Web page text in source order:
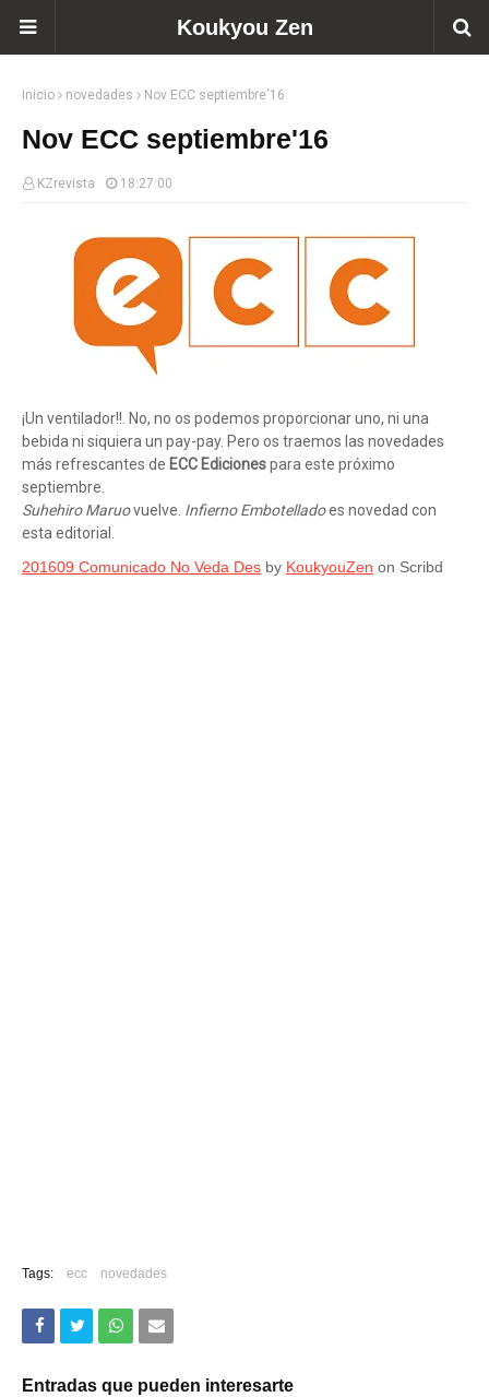
Koukyou Zen
Inicio novedades Nov ECC septiembre'16
Nov ECC septiembre'16
KZrevista 18:27:00
¡Un ventilador!!. No, no os podemos proporcionar uno, ni una
bebida ni siquiera un pay-pay. Pero os traemos las novedades
más refrescantes de ECC Edicionespara este próximo
septiembre.
Suhehiro Maruovuelve. Infierno Embotelladoes novedad con
esta editorial.
201609 Comunicado No Veda Des by KoukyouZen on Scribd
Tags: ecc novedades
Entradas que pueden interesarte